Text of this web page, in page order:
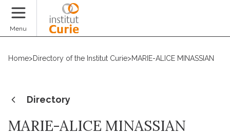
Menu
Home>Directory of the Institut Curie>MARIE-ALICE MINASSIAN
Directory
MARIE-ALICE MINASSIAN